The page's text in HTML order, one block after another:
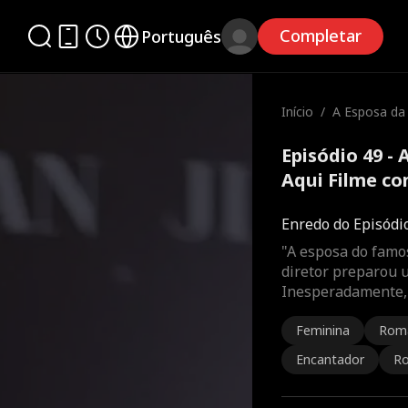
Português Completar
Início / A Esposa
Episódio 49 -
Aqui Filme
Enredo do
"A esposa do
diretor preparou
Feminina
Encantador